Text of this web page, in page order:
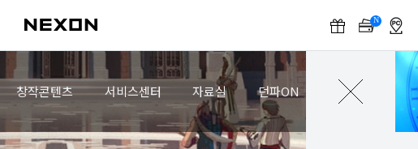
N
F
창작콘텐츠 서비스센터 자료실 던파ON 로그인